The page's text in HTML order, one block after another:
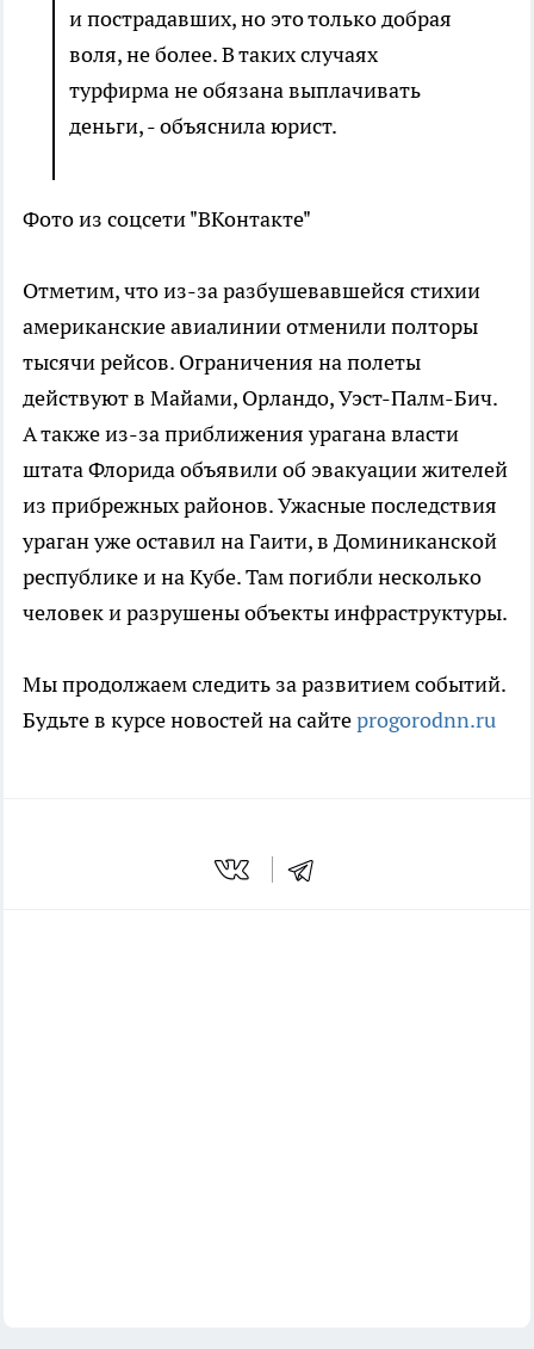
и пострадавших, но это только добрая
воля, не более. В таких случаях
турфирма не обязана выплачивать
деньги, - объяснила юрист.
Фото из соцсети "ВКонтакте"
Отметим, что из-за разбушевавшейся стихии
американские авиалинии отменили полторы
тысячи рейсов. Ограничения на полеты
действуют в Майами, Орландо, Уэст-Палм-Бич.
А также из-за приближения урагана власти
штата Флорида объявили об эвакуации жителей
из прибрежных районов. Ужасные последствия
ураган уже оставил на Гаити, в Доминиканской
республике и на Кубе. Там погибли несколько
человек и разрушены объекты инфраструктуры.
Мы продолжаем следить за развитием событий.
Будьте в курсе новостей на сайтеprogorodnn.ru